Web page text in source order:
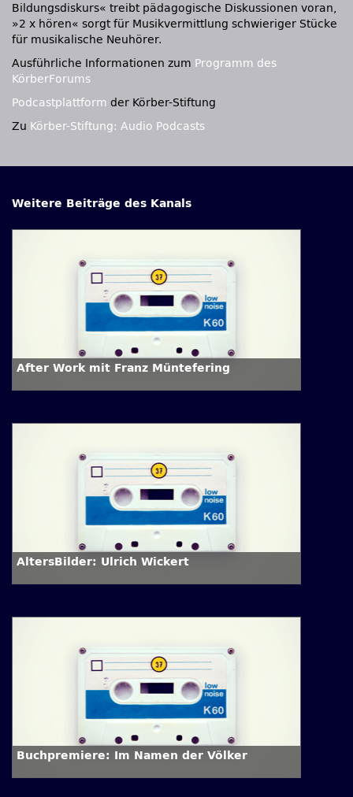
Bildungsdiskurs« treibt pädagogische Diskussionen voran,
»2 x hören« sorgt für Musikvermittlung schwieriger Stücke
für musikalische Neuhörer.
Ausführliche Informationen zum Programm des
KörberForums
Podcastplattform der Körber-Stiftung
Zu Körber-Stiftung: Audio Podcasts
Weitere Beiträge des Kanals
After Work mit Franz Müntefering
AltersBilder: Ulrich Wickert
Buchpremiere: Im Namen der Völker